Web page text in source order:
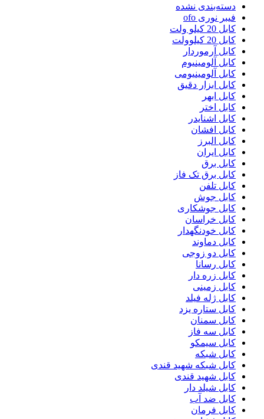
دسته‌بندی نشده
فیبر نوری ofo
کابل 20 کیلو ولت
کابل 20 کیلوولت
کابل آرموردار
کابل آلومینیوم
کابل آلومینیومی
کابل ابزار دقیق
کابل ابهر
کابل اختر
کابل اشنایدر
کابل افشان
کابل البرز
کابل ایران
کابل برق
کابل برق تک فاز
کابل تلفن
کابل جوش
کابل جوشکاری
کابل خراسان
کابل خودنگهدار
کابل دماوند
کابل دو زوجی
کابل رسانا
کابل زره دار
کابل زمینی
کابل ژله فیلد
کابل ستاره یزد
کابل سمنان
کابل سه فاز
کابل سیمکو
کابل شبکه
کابل شبکه شهید قندی
کابل شهید قندی
کابل شیلد دار
کابل ضد آب
کابل فرمان